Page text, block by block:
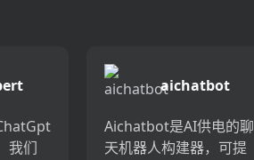
我们
aichatbot
Aichatbot是AI供电的聊
天机器人构建器，可提